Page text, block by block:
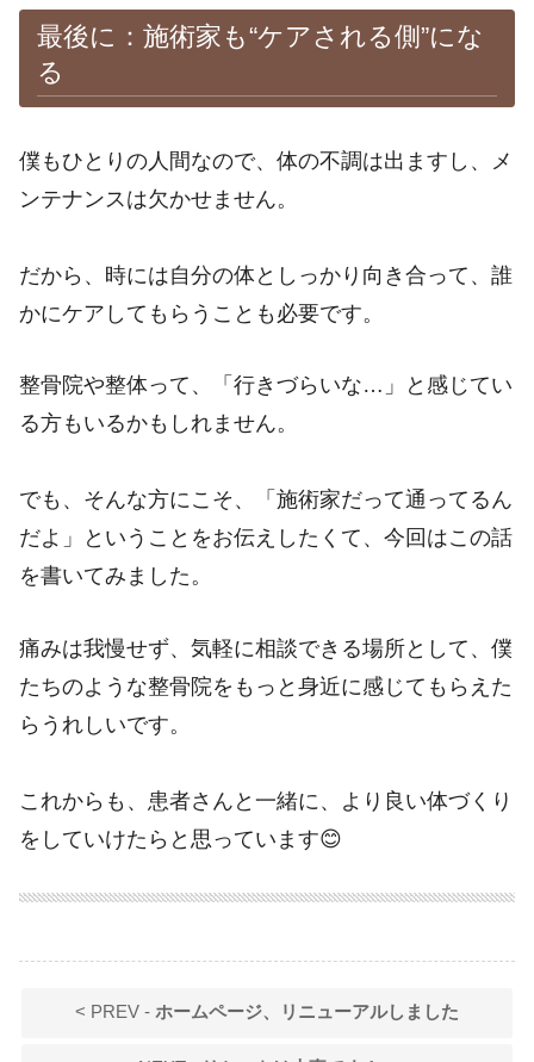
最後に：施術家も“ケアされる側”にな
る
僕もひとりの人間なので、体の不調は出ますし、メ
ンテナンスは欠かせません。
だから、時には自分の体としっかり向き合って、誰
かにケアしてもらうことも必要です。
整骨院や整体って、「行きづらいな…」と感じてい
る方もいるかもしれません。
でも、そんな方にこそ、「施術家だって通ってるん
だよ」ということをお伝えしたくて、今回はこの話
を書いてみました。
痛みは我慢せず、気軽に相談できる場所として、僕
たちのような整骨院をもっと身近に感じてもらえた
らうれしいです。
これからも、患者さんと一緒に、より良い体づくり
をしていけたらと思っています😊
< PREV - ホームページ、リニューアルしました